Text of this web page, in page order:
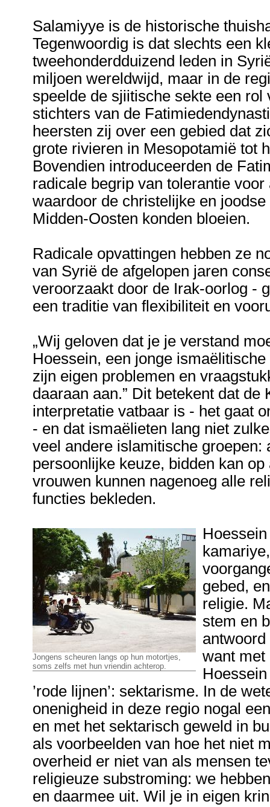
Salamiyye is de historische
Tegenwoordig is dat slechts een
tweehonderdduizend leden in
miljoen wereldwijd, maar in de
speelde de sjiitische sekte een rol
stichters van de
heersten zij over een gebied dat
grote rivieren in Mesopotamië tot
Bovendien introduceerden de
radicale begrip van tolerantie
waardoor de christelijke en
Midden-Oosten konden bloeien.
Radicale opvattingen hebben ze
van Syrië de afgelopen jaren
veroorzaakt door de Irak-oorlog -
een traditie van flexibiliteit en
„Wij geloven dat je je verstand
Hoessein, een jonge
zijn eigen problemen en
daaraan aan.” Dit betekent dat
interpretatie vatbaar is - het gaat
- en dat ismaëlieten lang niet
veel andere islamitische groepen:
persoonlijke keuze, bidden kan
vrouwen kunnen nagenoeg alle
functies bekleden.
Jongens scheuren langs op hun motortjes,
soms zelfs met hun vriendin achterop.
gebed,
religie.
stem en
want met
’rode lijnen’: sektarisme. In de
onenigheid in deze regio nogal
en met het sektarisch geweld in
als voorbeelden van hoe het niet
overheid er niet van als mensen
religieuze substroming: we
en daarmee uit. Wil je in eigen